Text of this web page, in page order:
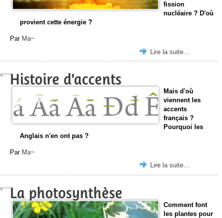
fission
nucléaire ? D'où
provient cette énergie ?
Par Ma~
Lire la suite…
Histoire d'accents
Mais d'où
viennent les
accents
français ?
Pourquoi les
Anglais n'en ont pas ?
Par Ma~
Lire la suite…
La photosynthèse
Comment font
les plantes pour